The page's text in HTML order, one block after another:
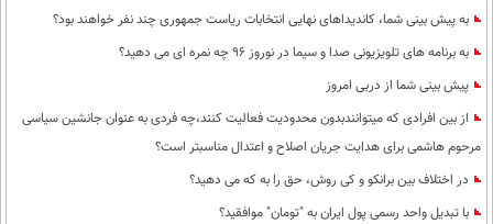
به پیش بینی شما، کاندیداهای نهایی انتخابات ریاست جمهوری چند نفر خواهند بود؟
به برنامه های تلویزیونی صدا و سیما در نوروز 96 چه نمره ای می دهید؟
پیش بینی شما از دربی امروز
از بین افرادی که میتوانندبدون محدودیت فعالیت کنند،چه فردی به عنوان جانشین سیاسی
مرحوم هاشمی برای هدایت جریان اصلاح و اعتدال مناسبتر است؟
در اختلاف بین برانکو و کی روش، حق را به که می دهید؟
با تبدیل واحد رسمی پول ایران به "تومان" موافقید؟